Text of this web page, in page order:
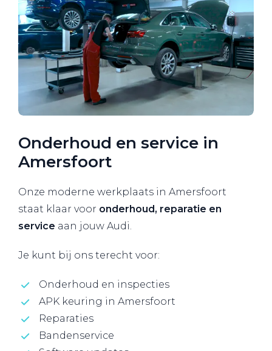
Onderhoud en service in
Amersfoort
Onze moderne werkplaats in Amersfoort
staat klaar voor onderhoud, reparatie en
service aan jouw Audi.
Je kunt bij ons terecht voor:
Onderhoud en inspecties
APK keuring in Amersfoort
Reparaties
Bandenservice